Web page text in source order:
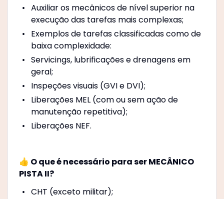
Auxiliar os mecânicos de nível superior na
execução das tarefas mais complexas;
Exemplos de tarefas classificadas como de
baixa complexidade:
Servicings, lubrificações e drenagens em
geral;
Inspeções visuais (GVI e DVI);
Liberações MEL (com ou sem ação de
manutenção repetitiva);
Liberações NEF.
👍 O que é necessário para ser MECÂNICO
PISTA II?
CHT (exceto militar);